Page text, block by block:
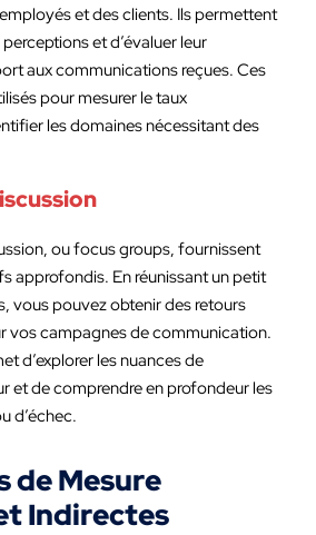
et des clients. Ils permettent
et d’évaluer leur
aux communications reçues. Ces
pour mesurer le taux
les domaines nécessitant des
ou focus groups, fournissent
approfondis. En réunissant un petit
vous pouvez obtenir des retours
vos campagnes de communication.
d’explorer les nuances de
et de comprendre en profondeur les
d’échec.
de Mesure
Indirectes